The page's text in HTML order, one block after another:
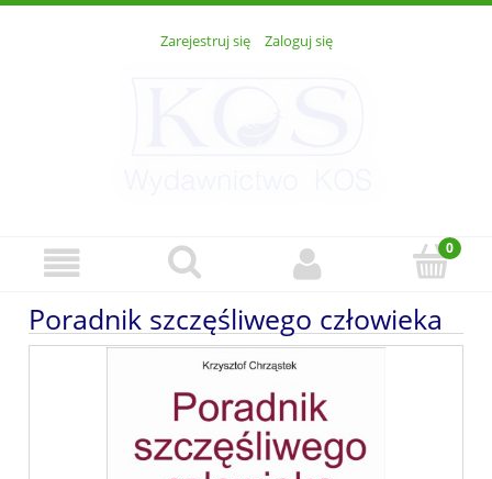
Zarejestruj się Zaloguj się
Poradnik szczęśliwego człowieka